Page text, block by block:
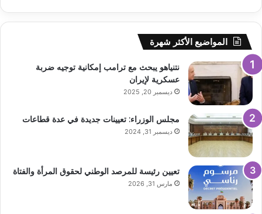
المواضيع الأكثر شهرة
نتنياهو يبحث مع ترامب إمكانية توجيه ضربة
عسكرية لإيران
ديسمبر 20, 2025
مجلس الوزراء: تعيينات جديدة في عدة قطاعات
ديسمبر 31, 2024
تعيين رئيسة للمرصد الوطني لحقوق المرأة والفتاة
مارس 31, 2026